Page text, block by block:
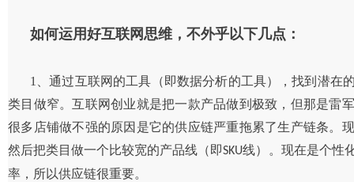
如何运用好互联网思维，不外乎以下几点：
1、通过互联网的工具（即数据分析的工具），找到潜在
类目做窄。互联网创业就是把一款产品做到极致，但那是雷
很多店铺做不强的原因是它的供应链严重拖累了生产链条。
然后把类目做一个比较宽的产品线（即SKU线）。现在是个性
率，所以供应链很重要。